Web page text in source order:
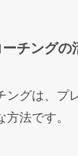
チングの
ングは、プ
法です。